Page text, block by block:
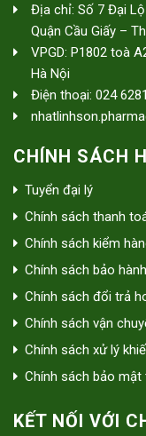
Địa chỉ: Số 7 Đại
Quận Cầu Giấy –
VPGD: P1802 toà
Hà Nội
Điện thoại: 024
CHÍNH SÁCH
Tuyển đại lý
Chính sách thanh
Chính sách kiểm
Chính sách bảo hành
Chính sách đổi trả
Chính sách vận
Chính sách xử lý
Chính sách bảo mật
KẾT NỐI VỚI